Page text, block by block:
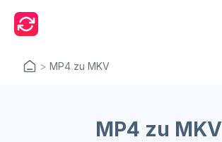
> MP4 zu MKV
MP4 zu MKV